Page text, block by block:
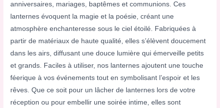
anniversaires, mariages, baptêmes et communions. Ces
lanternes évoquent la magie et la poésie, créant une
atmosphère enchanteresse sous le ciel étoilé. Fabriquées à
partir de matériaux de haute qualité, elles s’élèvent doucement
dans les airs, diffusant une douce lumière qui émerveille petits
et grands. Faciles à utiliser, nos lanternes ajoutent une touche
féerique à vos événements tout en symbolisant l’espoir et les
rêves. Que ce soit pour un lâcher de lanternes lors de votre
réception ou pour embellir une soirée intime, elles sont